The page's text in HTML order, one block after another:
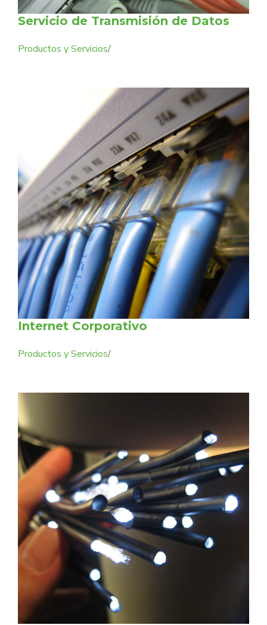
Servicio de Transmisión de Datos
Productos y Servicios/
Internet Corporativo
Productos y Servicios/